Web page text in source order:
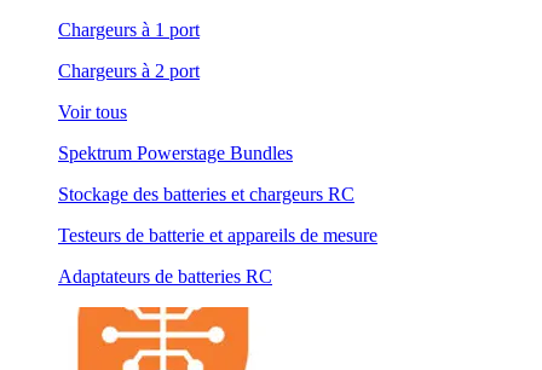
Chargeurs à 1 port
Chargeurs à 2 port
Voir tous
Spektrum Powerstage Bundles
Stockage des batteries et chargeurs RC
Testeurs de batterie et appareils de mesure
Adaptateurs de batteries RC